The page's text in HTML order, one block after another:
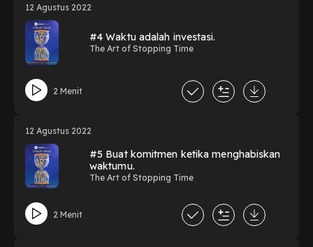
12 Agustus 2022
#4 Waktu adalah investasi.
The Art of Stopping Time
2 Menit
12 Agustus 2022
#5 Buat komitmen ketika menghabiskan
waktumu.
The Art of Stopping Time
2 Menit